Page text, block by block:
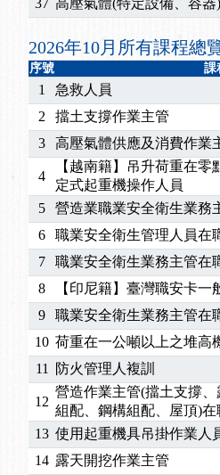
2025/10/30【進修課程】
2025/08/20【進修課程】SDS
2025/08/12【中心公告】因應
2025/07/06
2025/06/06【進修課程】～～
2025/05/29【進修課程】前導
2025/04/28【進修課程】要怎
2025/01/21「高壓氣體製造安
訓測驗
2025/01/15【線上課程】碳中
37 高壓氣體(特定設備、容
2026年10月所有課程總
序號 課
1
急救人員
2
擋土支撐作業主管
3
高壓氣體供應及消費作業
4
【越南籍】吊升荷重在
定式起重機操作人員
5
營造業職業安全衛生業務
6
職業安全衛生管理人員在
7
職業安全衛生業務主管在
8
【印尼籍】臺灣職安卡
9
職業安全衛生業務主管在
10 荷重在一公噸以上之堆高
11
防火管理人複訓
12
營造作業主管(擋土支撐
組配、鋼構組配、屋頂)在
13 使用起重機具吊掛作業人
14 露天開挖作業主管